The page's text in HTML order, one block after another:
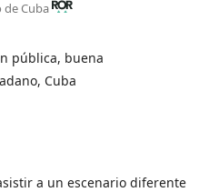
de Cuba
pública, buena
Cuba
a un escenario diferente